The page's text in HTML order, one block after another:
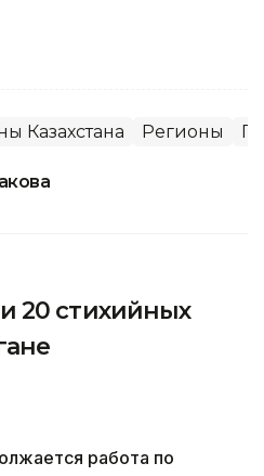
Казахстана Регионы
20 стихийных
работа по